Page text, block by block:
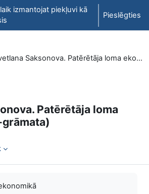
izmantojat piekļuvi kā
Pieslēgties
Svetlana Saksonova. Patērētāja loma ekonomikā (e-grāmata)
Patērētāja loma